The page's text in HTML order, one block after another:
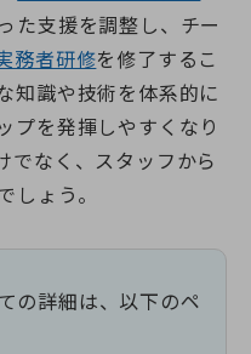
た支援を調整し、チー
務者研修を修了するこ
知識や技術を体系的に
プを発揮しやすくなり
でなく、スタッフから
しょう。
の詳細は、以下のペ